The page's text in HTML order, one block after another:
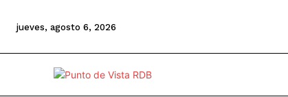
jueves, agosto 6, 2026